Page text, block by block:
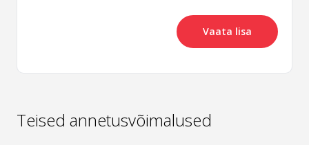
Vaata lisa
Teised annetusvõimalused